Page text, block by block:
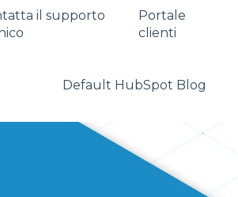
sottomenu per le traduzioni
il supporto
Portale
clienti
Default HubSpot Blog